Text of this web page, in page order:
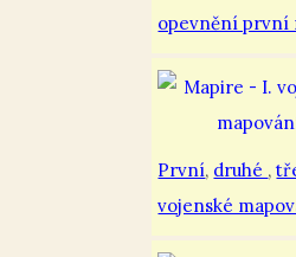
opevnění první
První, druhé ,
vojenské